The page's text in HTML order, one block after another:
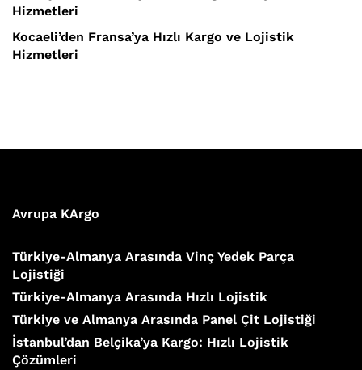
Hizmetleri
Kocaeli’den Fransa’ya Hızlı Kargo ve Lojistik
Hizmetleri
Avrupa KArgo
Türkiye-Almanya Arasında Vinç Yedek Parça
Lojistiği
Türkiye-Almanya Arasında Hızlı Lojistik
Türkiye ve Almanya Arasında Panel Çit Lojistiği
İstanbul’dan Belçika’ya Kargo: Hızlı Lojistik
Çözümleri